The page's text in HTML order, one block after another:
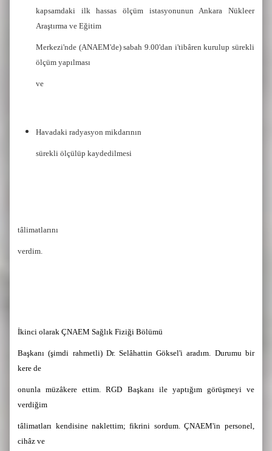
kapsamdaki ilk hassas ölçüm istasyonunun Ankara Nükleer
Araştırma ve Eğitim
Merkezi'nde (ANAEM'de) sabah 9.00'dan i'tibâren kurulup sürekli
ölçüm yapılması
ve
Havadaki radyasyon mikdarının
sürekli ölçülüp kaydedilmesi
tâlimatlarını
verdim.
İkinci olarak ÇNAEM Sağlık Fiziği Bölümü
Başkanı (şimdi rahmetli) Dr. Selâhattin Göksel'i aradım. Durumu bir
kere de
onunla müzâkere ettim. RGD Başkanı ile yaptığım görüşmeyi ve
verdiğim
tâlimatları kendisine naklettim; fikrini sordum. ÇNAEM'in personel,
cihâz ve